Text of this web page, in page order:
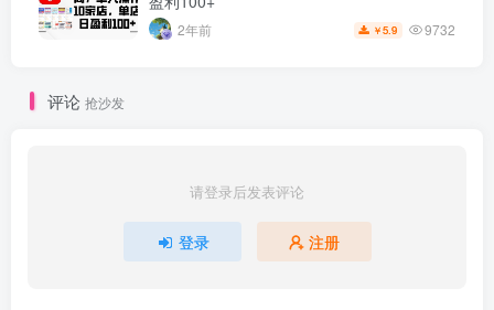
2年前 ￥5.9 9732
评论 抢沙发
请登录后发表评论
登录 注册